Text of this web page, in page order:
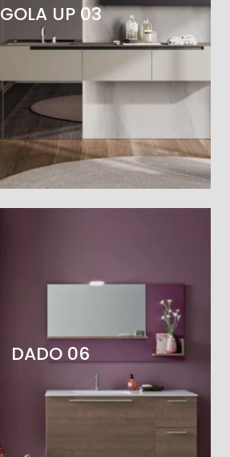
GOLA UP 03
DADO 06